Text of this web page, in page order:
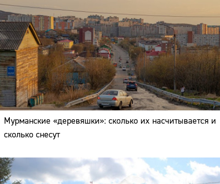
Мурманские «деревяшки»: сколько их насчитывается и
сколько снесут